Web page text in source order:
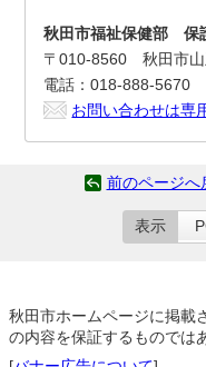
秋田市福祉保健部 保
〒010-8560 秋田市
電話：018-888-5670
お問い合わせは専
前のページへ
表示
秋田市ホームページに掲載
の内容を保証するものでは